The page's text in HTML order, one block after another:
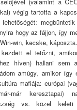
végig tartotta a
hogy az fájjon, így
win, kecske, káposzta.
el tetőzni,
híven) hallani sem
amúgy, amikor így
mafiája: európai
már keresztapai)
vs. közel